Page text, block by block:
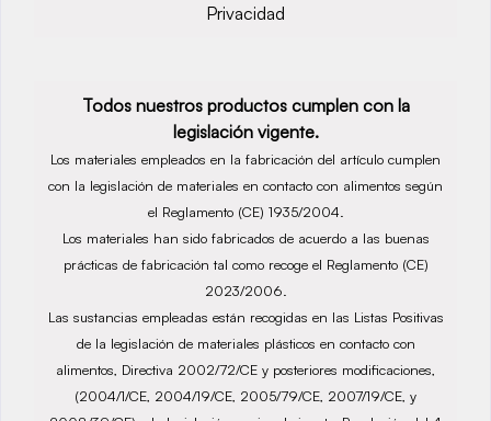
Privacidad
Todos nuestros productos cumplen con la
legislación vigente.
Los materiales empleados en la fabricación del artículo cumplen
con la legislación de materiales en contacto con alimentos según
el Reglamento (CE) 1935/2004.
Los materiales han sido fabricados de acuerdo a las buenas
prácticas de fabricación tal como recoge el Reglamento (CE)
2023/2006.
Las sustancias empleadas están recogidas en las Listas Positivas
de la legislación de materiales plásticos en contacto con
alimentos, Directiva 2002/72/CE y posteriores modificaciones,
(2004/1/CE, 2004/19/CE, 2005/79/CE, 2007/19/CE, y